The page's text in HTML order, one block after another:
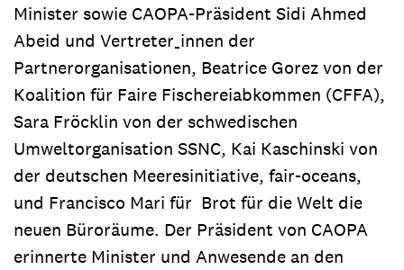
Minister sowie CAOPA-Präsident Sidi Ahmed
Abeid und Vertreter_innen der
Partnerorganisationen, Beatrice Gorez von der
Koalition für Faire Fischereiabkommen (CFFA),
Sara Fröcklin von der schwedischen
Umweltorganisation SSNC, Kai Kaschinski von
der deutschen Meeresinitiative, fair-oceans,
und Francisco Mari für Brot für die Welt die
neuen Büroräume. Der Präsident von CAOPA
erinnerte Minister und Anwesende an den